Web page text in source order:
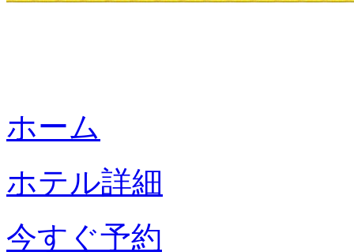
ホーム
ホテル詳細
今すぐ予約